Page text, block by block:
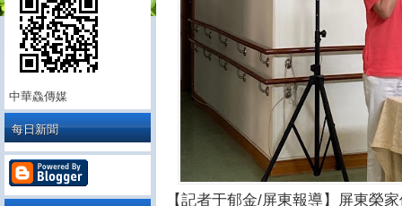
【記者于郁金/屏東報導】屏東榮
中華鱻傳媒
每日新聞